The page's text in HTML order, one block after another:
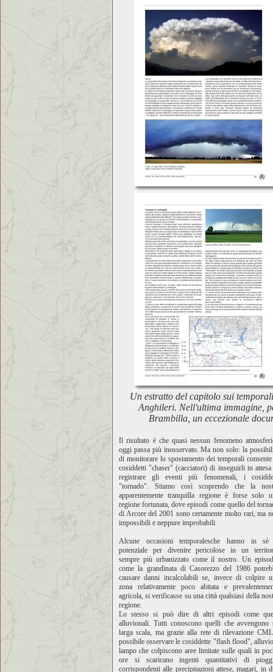
Un estratto del capitolo sui
Anghileri. Nell'ultima immagine,
Brambilla, un eccezionale
Il risultato è che quasi nessun fenomeno
oggi passa più inosservato. Ma non solo: la
di monitorare lo spostamento dei temporali
cosiddetti "chaser" (cacciatori) di inseguirli in
registrare gli eventi più fenomenali, i
"tornado". Stiamo così scoprendo che la
apparentemente tranquilla regione è forse solo
regione fortunata, dove episodi come quello del
di Arcore del 2001 sono certamente molto rari, ma
impossibili e neppure improbabili.
Alcune occasioni temporalesche hanno in
potenziale per divenire pericolose in un
sempre più urbanizzato come il nostro. Un
come la grandinata di Casorezzo del 1986
causare danni incalcolabili se, invece di colpire
zona relativamente poco abitata e
agricola, si verificasse su una città qualsiasi della
regione.
Lo stesso si può dire di altri episodi come
alluvionali. Tutti conoscono quelli che avvengono
larga scala, ma grazie alla rete di rilevazione
possibile osservare le cosiddette "flash flood",
lampo che colpiscono aree limitate sulle quali in
ore si scaricano ingenti quantitativi di
corrispondenti alle precipitazioni attese, magari, in